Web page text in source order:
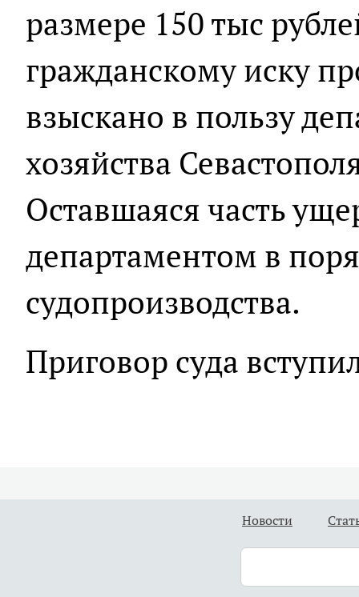
размере 150 тыс
гражданскому иску
взыскано в пользу
хозяйства
Оставшаяся часть
департаментом в
судопроизводства.
Приговор суда
Новости